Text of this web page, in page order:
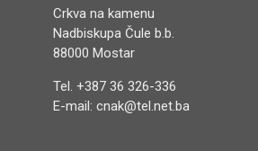
Crkva na kamenu
Nadbiskupa Čule b.b.
88000 Mostar
Tel. +387 36 326-336
E-mail: cnak@tel.net.ba